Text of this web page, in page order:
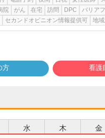
院 がん 在宅 訪問 DPC バリア
セカンドオピニオン情報提供可 地
方 看護
水 木 金